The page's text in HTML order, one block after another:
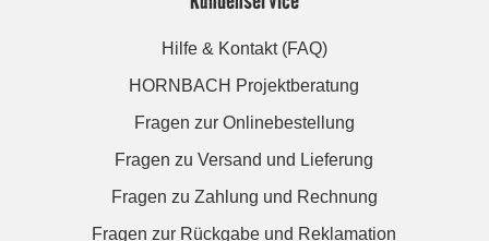
Hilfe & Kontakt (FAQ)
HORNBACH Projektberatung
Fragen zur Onlinebestellung
Fragen zu Versand und Lieferung
Fragen zu Zahlung und Rechnung
Fragen zur Rückgabe und Reklamation